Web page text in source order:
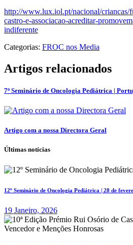
http://www.lux.iol.pt/nacional/criancas/
castro-e-associacao-acreditar-
indiferente
Categorias: FROC nos Media
Artigos relacionados
7º Seminário de Oncologia Pediátrica |
Artigo com a nossa Directora Geral
Últimas notícias
12º Seminário de Oncologia Pediátrica | 28 de
19 Janeiro, 2026